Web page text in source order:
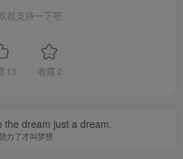
就支持一下吧
13 收藏 2
the dream just a dream.
努力了才叫梦想